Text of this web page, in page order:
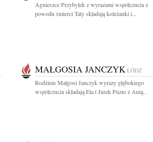
Agnieszce Przybyłek z wyrazami współczucia z
powodu śmierci Taty składają koleżanki i...
MAŁGOSIA JANCZYK ŁÓDŹ
Rodzinie Małgosi Janczyk wyrazy głębokiego
współczucia składają Ela i Jurek Puzio z Anią...